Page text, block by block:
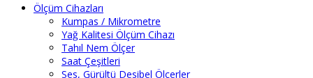
Ölçüm Cihazları
Kumpas / Mikrometre
Yağ Kalitesi Ölçüm Cihazı
Tahıl Nem Ölçer
Saat Çeşitleri
Ses, Gürültü Desibel Ölçerler